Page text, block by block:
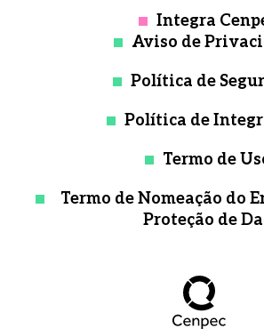
Integra
Aviso de
Política de
Política de
Termo de
Termo de Nomeação do
Proteção de